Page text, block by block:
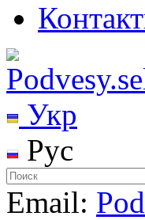
Укр
Рус
Email: